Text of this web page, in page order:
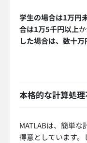
学生の場合は1万円
合は1万5千円以上
した場合は、数十万
本格的な計算処理
MATLABは、簡単な
得意としています